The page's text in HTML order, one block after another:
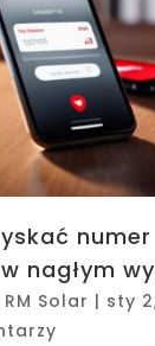
nagłym
RM Solar | sty